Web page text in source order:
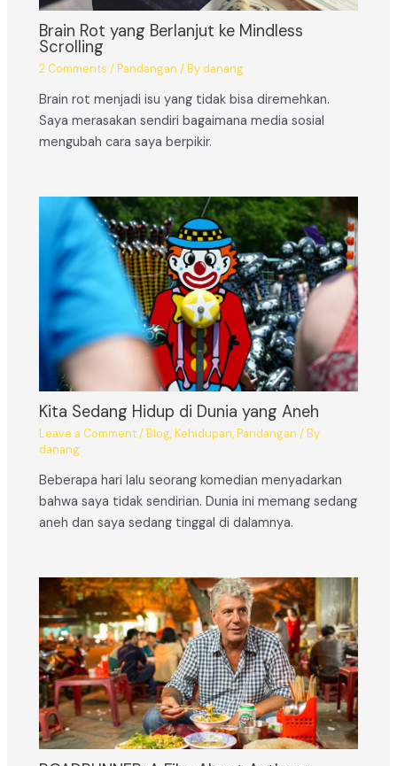
Brain Rot yang Berlanjut ke Mindless
Scrolling
2 Comments /Pandangan / By danang
Brain rot menjadi isu yang tidak bisa diremehkan.
Saya merasakan sendiri bagaimana media sosial
mengubah cara saya berpikir.
Kita Sedang Hidup di Dunia yang Aneh
Leave a Comment/Blog,Kehidupan,Pandangan / By
danang
Beberapa hari lalu seorang komedian menyadarkan
bahwa saya tidak sendirian. Dunia ini memang sedang
aneh dan saya sedang tinggal di dalamnya.